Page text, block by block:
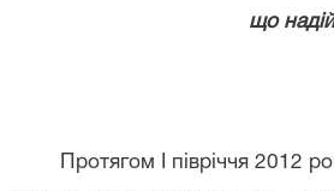
що
Протягом І півріччя 2012